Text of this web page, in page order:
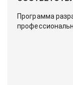
Программа